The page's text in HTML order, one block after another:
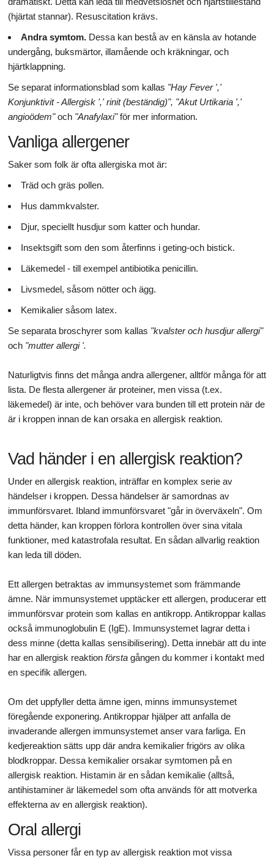
(hjärtat stannar). Resuscitation krävs.
Andra symtom. Dessa kan bestå av en känsla av hotande
undergång, buksmärtor, illamående och kräkningar, och
hjärtklappning.
Se separat informationsblad som kallas "Hay Fever ','
Konjunktivit - Allergisk ',' rinit (beständig)", "Akut Urtikaria ','
angioödem"och "Anafylaxi"för mer information.
Vanliga allergener
Saker som folk är ofta allergiska mot är:
Träd och gräs pollen.
Hus dammkvalster.
Djur, speciellt husdjur som katter och hundar.
Insektsgift som den som återfinns i geting-och bistick.
Läkemedel - till exempel antibiotika penicillin.
Livsmedel, såsom nötter och ägg.
Kemikalier såsom latex.
Se separata broschyrer som kallas "kvalster och husdjur allergi"
och "mutter allergi '.
Naturligtvis finns det många andra allergener, alltför många för att
lista. De flesta allergener är proteiner, men vissa (t.ex.
läkemedel) är inte, och behöver vara bunden till ett protein när de
är i kroppen innan de kan orsaka en allergisk reaktion.
Vad händer i en allergisk reaktion?
Under en allergisk reaktion, inträffar en komplex serie av
händelser i kroppen. Dessa händelser är samordnas av
immunförsvaret. Ibland immunförsvaret "går in överväxeln". Om
detta händer, kan kroppen förlora kontrollen över sina vitala
funktioner, med katastrofala resultat. En sådan allvarlig reaktion
kan leda till döden.
Ett allergen betraktas av immunsystemet som främmande
ämne. När immunsystemet upptäcker ett allergen, producerar ett
immunförsvar protein som kallas en antikropp. Antikroppar kallas
också immunoglobulin E (IgE). Immunsystemet lagrar detta i
dess minne (detta kallas sensibilisering). Detta innebär att du inte
har en allergisk reaktion första gången du kommer i kontakt med
en specifik allergen.
Om det uppfyller detta ämne igen, minns immunsystemet
föregående exponering. Antikroppar hjälper att anfalla de
invaderande allergen immunsystemet anser vara farliga. En
kedjereaktion sätts upp där andra kemikalier frigörs av olika
blodkroppar. Dessa kemikalier orsakar symtomen på en
allergisk reaktion. Histamin är en sådan kemikalie (alltså,
antihistaminer är läkemedel som ofta används för att motverka
effekterna av en allergisk reaktion).
Oral allergi
Vissa personer får en typ av allergisk reaktion mot vissa